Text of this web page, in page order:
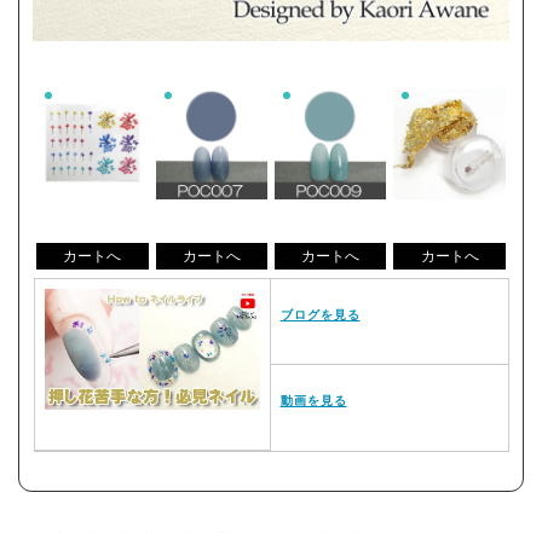
ブログを見る
動画を見る